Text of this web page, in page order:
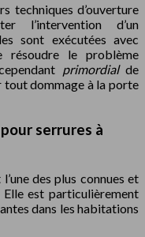
techniques d’ouverture
l’intervention d’un
sont exécutées avec
résoudre le problème
primordial de
tout dommage à la porte
serrures à
des plus connues et
est particulièrement
dans les habitations